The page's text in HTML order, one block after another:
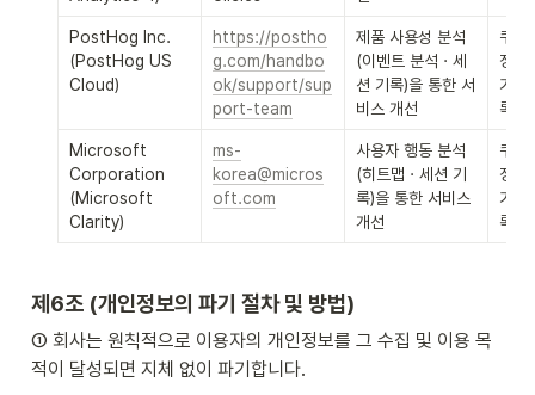
PostHog Inc.
(PostHog US
Cloud)
https://postho
g.com/handbo
ok/support/sup
port-team
제품 사용성 분석
(이벤트 분석 · 세
션 기록)을 통한 서
비스 개선
쿠키
정보
기록
록(
Microsoft
Corporation
(Microsoft
Clarity)
ms-
korea@micros
oft.com
사용자 행동 분석
(히트맵 · 세션 기
록)을 통한 서비스
개선
쿠키
정보
기록
록(
제6조 (개인정보의 파기 절차 및 방법)
① 회사는 원칙적으로 이용자의 개인정보를 그 수집 및 이용 목
적이 달성되면 지체 없이 파기합니다.